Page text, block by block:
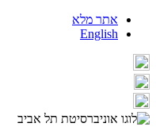
אתר מלא
English